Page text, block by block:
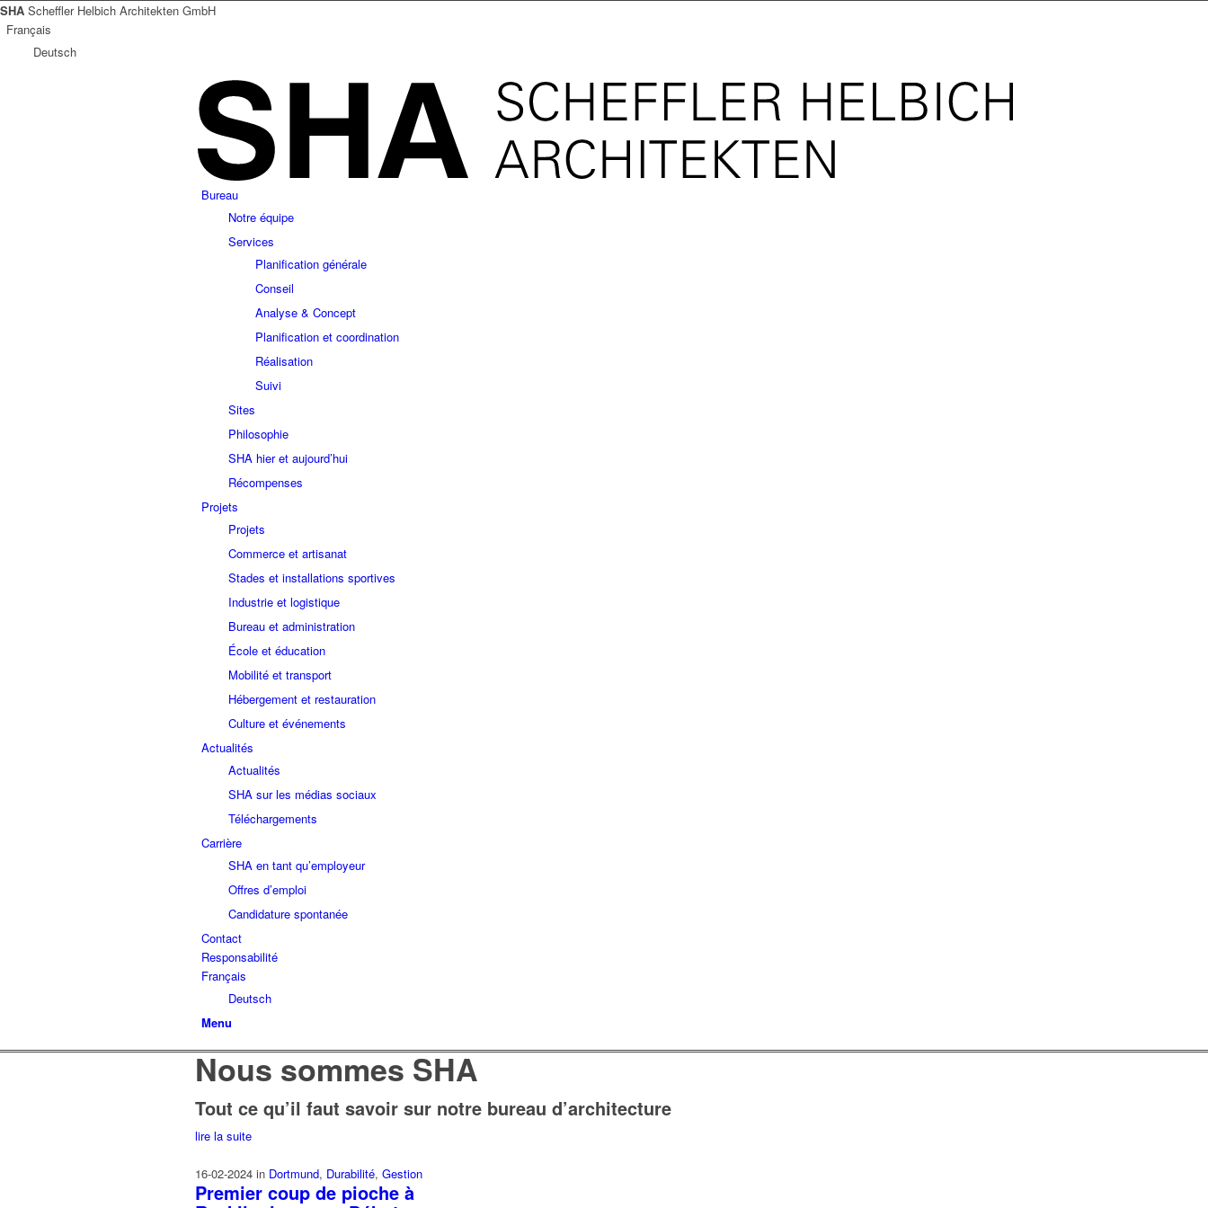
SHA Scheffler Helbich Architekten GmbH
Français
Deutsch
Bureau
Notre équipe
Services
Planification générale
Conseil
Analyse & Concept
Planification et coordination
Réalisation
Suivi
Sites
Philosophie
SHA hier et aujourd’hui
Récompenses
Projets
Projets
Commerce et artisanat
Stades et installations sportives
Industrie et logistique
Bureau et administration
École et éducation
Mobilité et transport
Hébergement et restauration
Culture et événements
Actualités
Actualités
SHA sur les médias sociaux
Téléchargements
Carrière
SHA en tant qu’employeur
Offres d’emploi
Candidature spontanée
Contact
Responsabilité
Français
Deutsch
Menu
Nous sommes SHA
Tout ce qu’il faut savoir sur notre bureau d’architecture
lire la suite
16-02-2024 in Dortmund, Durabilité, Gestion
Premier coup de pioche à